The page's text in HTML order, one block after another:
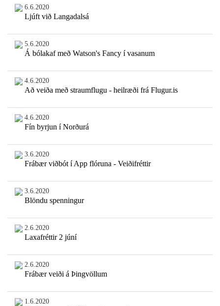
6.6.2020
Ljúft við Langadalsá
5.6.2020
Á bólakaf með Watson's Fancy í vasanum
4.6.2020
Að veiða með straumflugu - heilræði frá Flugur.is
4.6.2020
Fín byrjun í Norðurá
3.6.2020
Frábær viðbót í App flóruna - Veiðifréttir
3.6.2020
Blöndu spenningur
2.6.2020
Laxafréttir 2 júní
2.6.2020
Frábær veiði á Þingvöllum
1.6.2020